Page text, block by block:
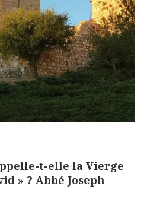
t-elle la Vierge
» ? Abbé Joseph